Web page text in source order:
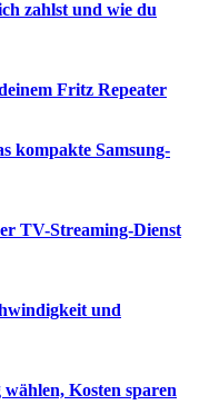
zahlst und wie du
Fritz Repeater
kompakte Samsung-
TV-Streaming-Dienst
und
Kosten sparen